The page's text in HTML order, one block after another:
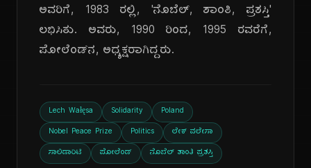
ಅವರಿಗೆ, 1983 ರಲ್ಲಿ, 'ನೊಬೆಲ್, ಶಾಂತಿ, ಪ್ರಶಸ್ತಿ'
ಲಭಿಸಿತು. ಅವರು, 1990 ರಿಂದ, 1995 ರವರೆಗೆ,
ಪೋಲೆಂಡ್‌ನ, ಅಧ್ಯಕ್ಷರಾಗಿದ್ದರು.
Lech Wałęsa Solidarity Poland
Nobel Peace Prize Politics ಲೇಕ್ ವಲೇಸಾ
ಸಾಲಿಡಾರಿಟಿ ಪೋಲೆಂಡ್ ನೊಬೆಲ್ ಶಾಂತಿ ಪ್ರಶಸ್ತಿ